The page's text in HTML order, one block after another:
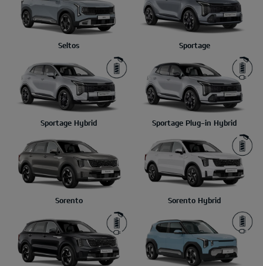
Seltos Sportage
Sportage Hybrid Sportage Plug-in Hybrid
Sorento Sorento Hybrid